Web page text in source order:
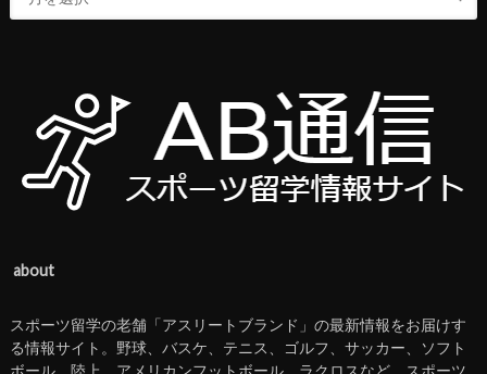
about
スポーツ留学の老舗「アスリートブランド」の最新情報をお届けす
る情報サイト。野球、バスケ、テニス、ゴルフ、サッカー、ソフト
ボール、陸上、アメリカンフットボール、ラクロスなど、スポーツ